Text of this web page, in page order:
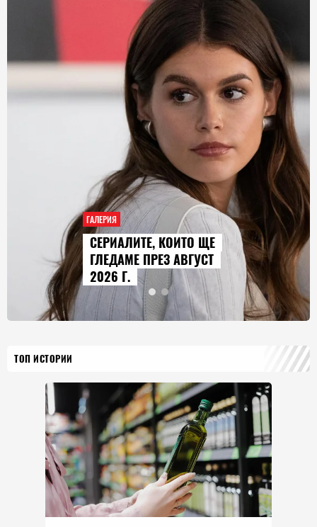
ГАЛЕРИЯ
AUDI Q9 СТАВА НАЙ-
ГОЛЕМИЯТ МОДЕЛ В
ИСТОРИЯТА НА МАРКАТА
ТОП ИСТОРИИ